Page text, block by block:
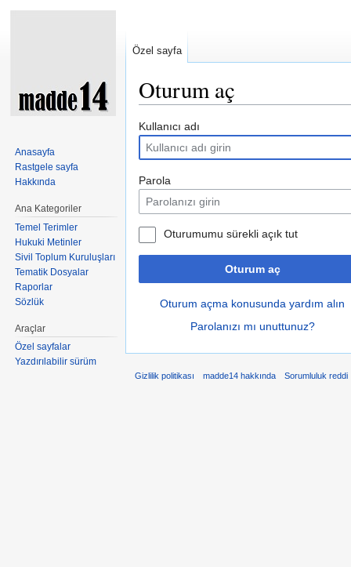
Oturum aç
Kullanıcı adı
Parola
Oturumumu sürekli açık tut
Oturum aç
Oturum açma konusunda yardım alın
Parolanızı mı unuttunuz?
Özel sayfa
Anasayfa
Rastgele sayfa
Hakkında
Ana Kategoriler
Temel Terimler
Hukuki Metinler
Sivil Toplum Kuruluşları
Tematik Dosyalar
Raporlar
Sözlük
Araçlar
Özel sayfalar
Yazdırılabilir sürüm
Gizlilik politikası madde14 hakkında Sorumluluk reddi